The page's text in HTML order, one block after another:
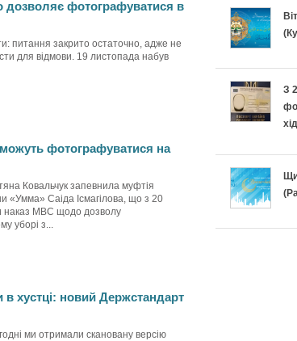
фотографуватися в
питання закрито остаточно, адже не
для відмови. 19 листопада набув
фотографуватися на
Ковальчук запевнила муфтія
«Умма» Саіда Ісмагілова, що з 20
наказ МВС щодо дозволу
уборі з...
хустці: новий Держстандарт
ми отримали скановану версію
З